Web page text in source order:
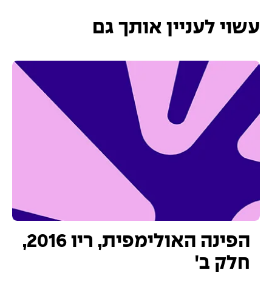
עשוי לעניין אותך גם
הפינה האולימפית, ריו 2016,
חלק ב'